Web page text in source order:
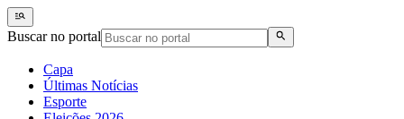
Buscar no portal
Capa
Últimas Notícias
Esporte